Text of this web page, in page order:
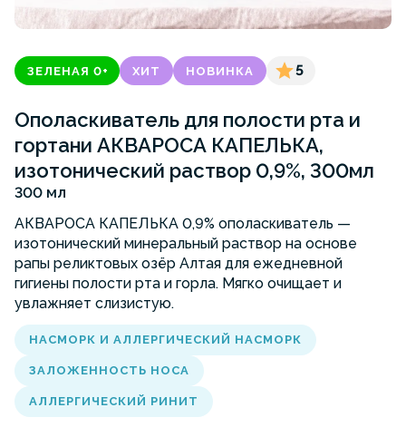
ЗЕЛЕНАЯ 0+ ХИТ НОВИНКА 5
Ополаскиватель для полости рта и
гортани АКВАРОСА КАПЕЛЬКА,
изотонический раствор 0,9%, 300мл
300 мл
АКВАРОСА КАПЕЛЬКА 0,9% ополаскиватель —
изотонический минеральный раствор на основе
рапы реликтовых озёр Алтая для ежедневной
гигиены полости рта и горла. Мягко очищает и
увлажняет слизистую.
НАСМОРК И АЛЛЕРГИЧЕСКИЙ НАСМОРК
ЗАЛОЖЕННОСТЬ НОСА
АЛЛЕРГИЧЕСКИЙ РИНИТ